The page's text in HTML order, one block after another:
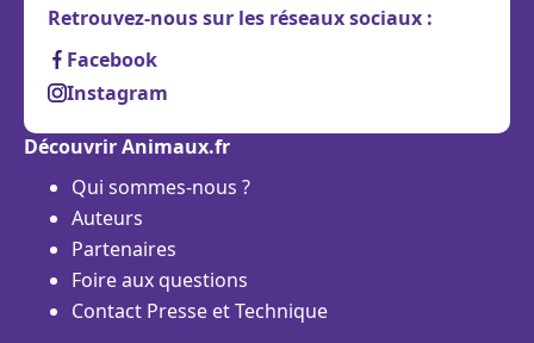
Retrouvez-nous sur les réseaux sociaux :
Facebook
Instagram
Découvrir Animaux.fr
Qui sommes-nous ?
Auteurs
Partenaires
Foire aux questions
Contact Presse et Technique